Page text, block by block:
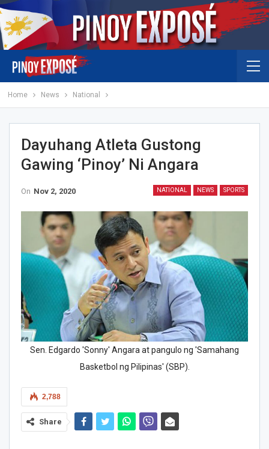
Home News National
Dayuhang Atleta Gustong
Gawing ‘Pinoy’ Ni Angara
NATIONAL NEWS SPORTS
On Nov 2, 2020
Sen. Edgardo 'Sonny' Angara at pangulo ng 'Samahang
Basketbol ng Pilipinas' (SBP).
2,788
Share